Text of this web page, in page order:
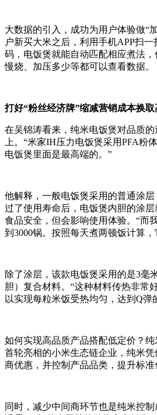
大数据的引入，成功为用户体验做“
户新买大米之后，利用手机APP扫
码，电饭煲就能自动匹配相应煮法
慢烧、加压多少等都可以查看数据。
打好“粉丝经济牌”缩减营销成本换
在吴锦涛看来，纯米电饭煲对品质
上。“米家IH压力电饭煲采用PFA粉
电饭煲里面是最高端的。”
他解释，一般电饭煲采用的普通涂层
过了使用寿命后，电饭煲内胆的涂
食品安全，但会影响使用体验。“而
到3000锅。按照每天煮两顿饭计算
除了涂层，该款电饭煲采用的是3毫
胆）复合材料。“这种材料传热非常
以实现每粒米饭受热均匀，达到Q弹
如何实现高品质产品搭配低定价？
首轮亮相的小米生态链企业，纯米
商优惠，并控制产品品类，提升标准
同时，减少中间商环节也是纯米控